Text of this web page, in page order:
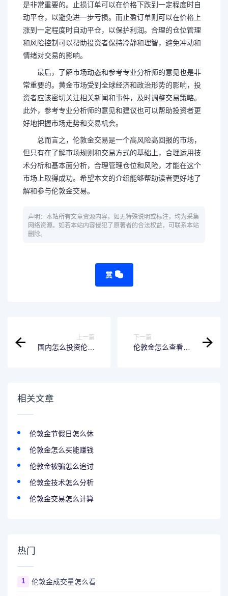
是非常重要的。止损订单可以在价格下跌到一定程度时自
动平仓，以避免进一步亏损。而止盈订单则可以在价格上
涨到一定程度时自动平仓，以保护利润。合理的仓位管理
和风险控制可以帮助投资者保持冷静和理智，避免冲动和
情绪对交易的影响。
最后，了解市场动态和参考专业分析师的意见也是非
常重要的。黄金市场受到全球经济和政治形势的影响，投
资者应该密切关注相关新闻和事件，及时调整交易策略。
此外，参考专业分析师的意见和建议也可以帮助投资者更
好地把握市场走势和交易机会。
总而言之，伦敦金交易是一个高风险高回报的市场，
但只有在了解市场规则和交易方式的基础上，合理运用技
术分析和基本面分析，合理管理仓位和风险，才能在这个
市场上取得成功。希望本文的介绍能够帮助读者更好地了
解和参与伦敦金交易。
声明：本站所有文章资源内容，如无特殊说明或标注，均为采集
网络资源。如若本站内容侵犯了原著者的合法权益，可联系本站
删除。
赏
上一篇
国内怎么投资伦敦
下一篇
伦敦金怎么查看行
相关文章
伦敦金节假日怎么休
伦敦金怎么买能赚钱
伦敦金被骗怎么追讨
伦敦金技术怎么分析
伦敦金交易怎么计算
热门
1 伦敦金成交量怎么看